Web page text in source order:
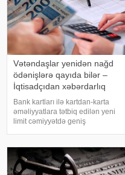
Vətəndaşlar yenidən nağd
ödənişlərə qayıda bilər –
İqtisadçıdan xəbərdarlıq
Bank kartları ilə kartdan-karta
əməliyyatlara tətbiq edilən yeni
limit cəmiyyətdə geniş
qaydalara əsasən, vətəndaşlar
gün ərzində maksimum 5 mədaxil
və 5 köçürmə əməliyyat